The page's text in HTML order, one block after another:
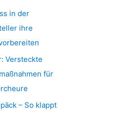
in der
ihre
Versteckte
für
– So klappt